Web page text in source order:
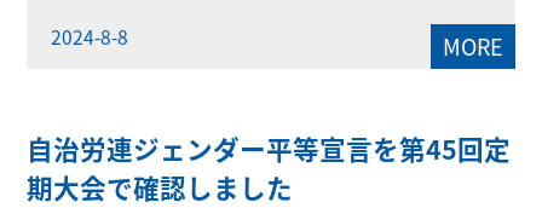
2024-8-8 MORE
自治労連ジェンダー平等宣言を第45回定
期大会で確認しました